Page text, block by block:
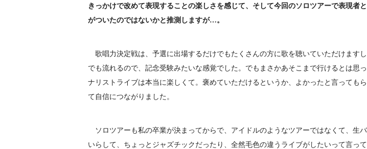
きっかけで改めて表現することの楽しさを感じて、そして今回のソロツアーで表現者
がついたのではないかと推測しますが…。
歌唱力決定戦は、予選に出場するだけでもたくさんの方に歌を聴いていただけます
でも流れるので、記念受験みたいな感覚でした。でもまさかあそこまで行けるとは思
ナリストライブは本当に楽しくて。褒めていただけるというか、よかったと言っても
て自信につながりました。
ソロツアーも私の卒業が決まってからで、アイドルのようなツアーではなくて、生
いらして、ちょっとジャズチックだったり、全然毛色の違うライブがしたいって言っ